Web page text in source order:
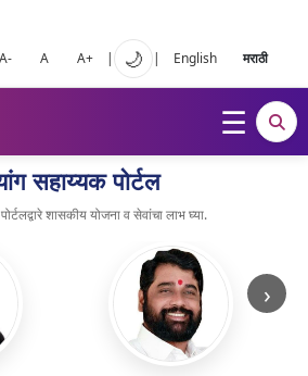
A- A A+ | 🌙 | English मराठी
सहाय्यक पोर्टल
शासकीय योजना व सेवांचा लाभ घ्या.
›